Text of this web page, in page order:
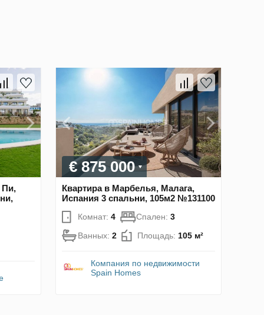
Пи,
€ 875 000
Квартира в Марбелья, Малага,
Испания 3 спальни, 105м2 №131100
Комнат: 4 Спален: 3
Ванных: 2 Площадь: 105 м²
Компания по недвижимости
Spain Homes